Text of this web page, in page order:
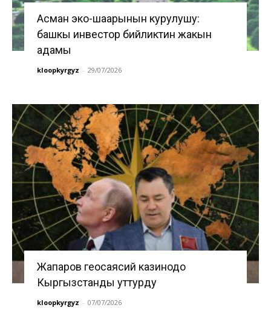
Асман эко-шаарынын курулушу:
башкы инвестор бийликтин жакын
адамы
kloopkyrgyz - 29/07/2026
Жапаров геосаясий казинодо
Кыргызстанды уттурду
kloopkyrgyz - 07/07/2026